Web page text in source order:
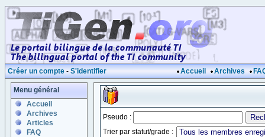
Créer un compte - S'identifier Accueil Archives
Menu général
Accueil
Archives
Articles
FAQ
Pseudo :
Trier par statut/grade :